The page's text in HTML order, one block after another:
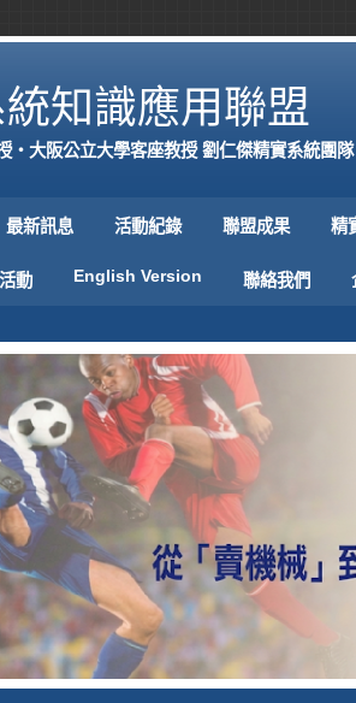
知識應用聯盟
‧大阪公立大學客座教授 劉仁傑精實系統團隊
最新訊息 活動紀錄 聯盟成果 精
動 English Version 聯絡我們